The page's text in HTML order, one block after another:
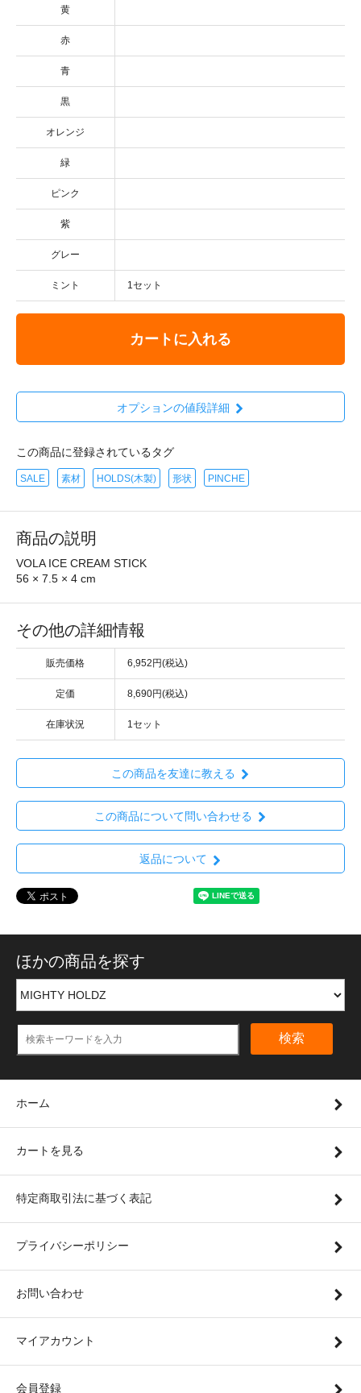
黄
赤
青
黒
オレンジ
緑
ピンク
紫
グレー
ミント 1セット
カートに入れる
オプションの値段詳細
この商品に登録されているタグ
SALE 素材 HOLDS(木製) 形状 PINCHE
商品の説明
VOLA ICE CREAM STICK
56 × 7.5 × 4 cm
その他の詳細情報
販売価格 6,952円(税込)
定価 8,690円(税込)
在庫状況 1セット
この商品を友達に教える
この商品について問い合わせる
返品について
ほかの商品を探す
検索
ホーム
カートを見る
特定商取引法に基づく表記
プライバシーポリシー
お問い合わせ
マイアカウント
会員登録